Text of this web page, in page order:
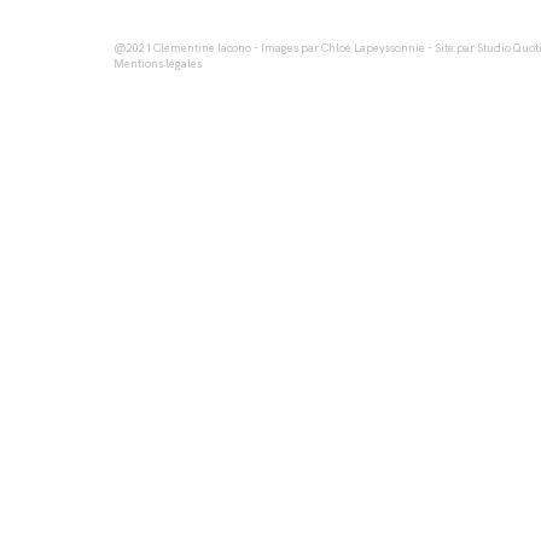
@2021Clémentine Iacono - Images parChloé Lapeyssonnie - Site par Studio
Mentions légales